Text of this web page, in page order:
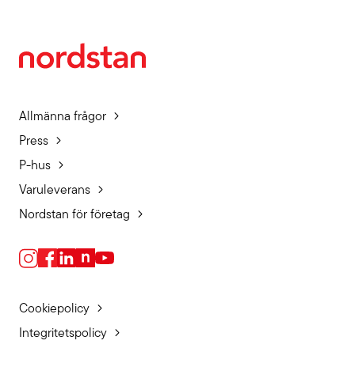
Allmänna frågor
Press
P-hus
Varuleverans
Nordstan för företag
Cookiepolicy
Integritetspolicy